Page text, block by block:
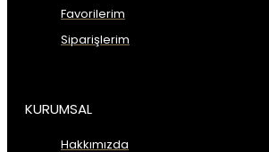
Favorilerim
Siparişlerim
KURUMSAL
Hakkımızda